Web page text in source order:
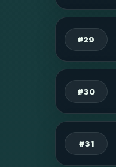
#29
#30
#31